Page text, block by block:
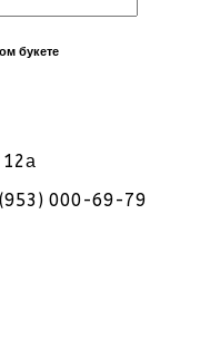
букете
12а
000-69-79